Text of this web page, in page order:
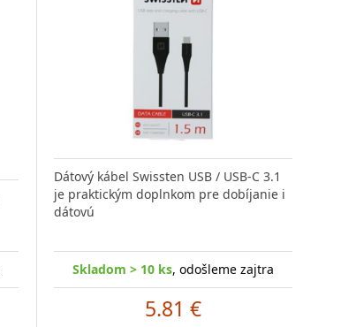
Dátový kábel Swissten USB / USB-C 3.1
je praktickým doplnkom pre dobíjanie i
dátovú
Skladom > 10 ks, odošleme zajtra
5.81 €